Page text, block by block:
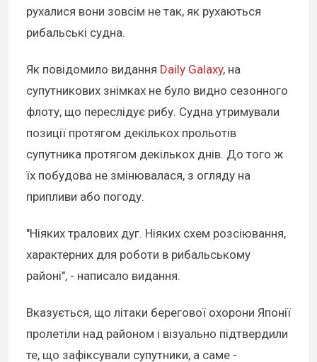
рухалися вони зовсім не так, як рухаються
рибальські судна.
Як повідомило видання Daily Galaxy, на
супутникових знімках не було видно сезонного
флоту, що переслідує рибу. Судна утримували
позиції протягом декількох прольотів
супутника протягом декількох днів. До того ж
їх побудова не змінювалася, з огляду на
припливи або погоду.
"Ніяких тралових дуг. Ніяких схем розсіювання,
характерних для роботи в рибальському
районі", - написало видання.
Вказується, що літаки берегової охорони Японії
пролетіли над районом і візуально підтвердили
те, що зафіксували супутники, а саме -